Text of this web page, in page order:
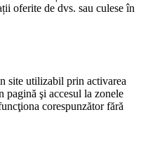
oferite de dvs. sau culese în
site utilizabil prin activarea
pagină şi accesul la zonele
corespunzător fără